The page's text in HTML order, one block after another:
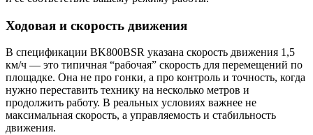
Ходовая и скорость движения
В спецификации BK800BSR указана скорость движения 1,5
км/ч — это типичная “рабочая” скорость для перемещений по
площадке. Она не про гонки, а про контроль и точность, когда
нужно переставить технику на несколько метров и
продолжить работу. В реальных условиях важнее не
максимальная скорость, а управляемость и стабильность
движения.